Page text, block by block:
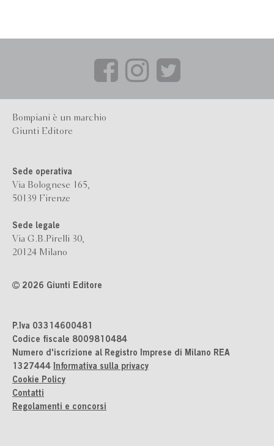
Bompiani è un marchio
Giunti Editore
Sede operativa
Via Bolognese 165,
50139 Firenze
Sede legale
Via G.B.Pirelli 30,
20124 Milano
2026 Giunti Editore
P.Iva 03314600481
Codice fiscale 8009810484
Numero d'iscrizione al Registro Imprese di Milano REA
1327444 Informativa sulla privacy
Cookie Policy
Contatti
Regolamenti e concorsi